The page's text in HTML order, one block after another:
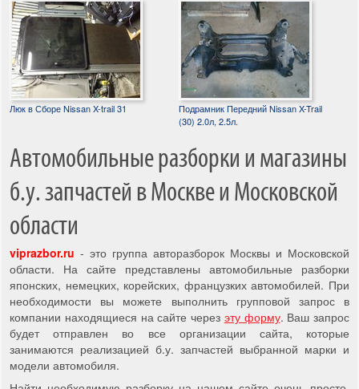
Люк в Сборе Nissan X-trail 31
Подрамник Передний Nissan X-Trail
(30) 2.0л, 2.5л.
Автомобильные разборки и магазины
б.у. запчастей в Москве и Московской
области
viprazbor.ru - это группа авторазборок Москвы и Московской
области. На сайте представлены автомобильные разборки
японских, немецких, корейских, французких автомобилей. При
необходимости вы можете выполнить групповой запрос в
компании находящиеся на сайте через эту форму. Ваш запрос
будет отправлен во все организации сайта, которые
занимаются реализацией б.у. запчастей выбранной марки и
модели автомобиля.